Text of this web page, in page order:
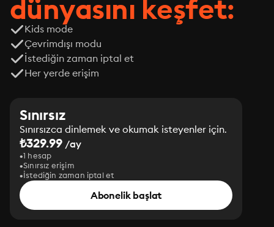
dünyasını keşfet:
Kids mode
Çevrimdışı modu
İstediğin zaman iptal et
Her yerde erişim
Sınırsız
Sınırsızca dinlemek ve okumak isteyenler için.
₺329.99 /ay
1 hesap
Sınırsız erişim
İstediğin zaman iptal et
Abonelik başlat